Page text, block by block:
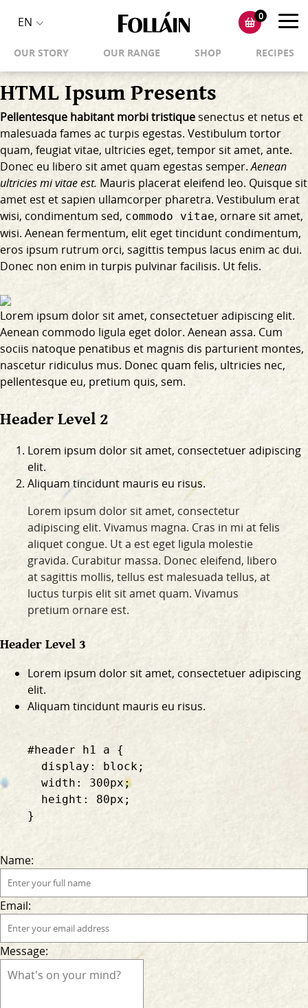
EN
language
selector
0
OUR STORY OUR RANGE SHOP RECIPES
HTML Ipsum Presents
Pellentesque habitant morbi tristiquesenectus et netus et
malesuada fames ac turpis egestas. Vestibulum tortor
quam, feugiat vitae, ultricies eget, tempor sit amet, ante.
Donec eu libero sit amet quam egestas semper.Aenean
ultricies mi vitae est. Mauris placerat eleifend leo. Quisque sit
amet est et sapien ullamcorper pharetra. Vestibulum erat
wisi, condimentum sed, commodo vitae, ornare sit amet,
wisi. Aenean fermentum, elit eget tincidunt condimentum,
eros ipsum rutrum orci, sagittis tempus lacus enim ac dui.
Donec non enim in turpis pulvinar facilisis. Ut felis.
Lorem ipsum dolor sit amet, consectetuer adipiscing elit.
Aenean commodo ligula eget dolor. Aenean assa. Cum
sociis natoque penatibus et magnis dis parturient montes,
nascetur ridiculus mus. Donec quam felis, ultricies nec,
pellentesque eu, pretium quis, sem.
Header Level 2
Lorem ipsum dolor sit amet, consectetuer adipiscing
elit.
Aliquam tincidunt mauris eu risus.
Lorem ipsum dolor sit amet, consectetur
adipiscing elit. Vivamus magna. Cras in mi at felis
aliquet congue. Ut a est eget ligula molestie
gravida. Curabitur massa. Donec eleifend, libero
at sagittis mollis, tellus est malesuada tellus, at
luctus turpis elit sit amet quam. Vivamus
pretium ornare est.
Header Level 3
Lorem ipsum dolor sit amet, consectetuer adipiscing
elit.
Aliquam tincidunt mauris eu risus.
    #header h1 a {
      display: block;
      width: 300px;
      height: 80px;
    }
Name:
Email:
Message: